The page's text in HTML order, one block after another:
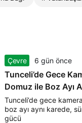
Çevre 6 gün önce
Tunceli’de Gece
Domuz ile Boz Ayı
Tunceli’de gece
boz ayı aynı karede,
gücü